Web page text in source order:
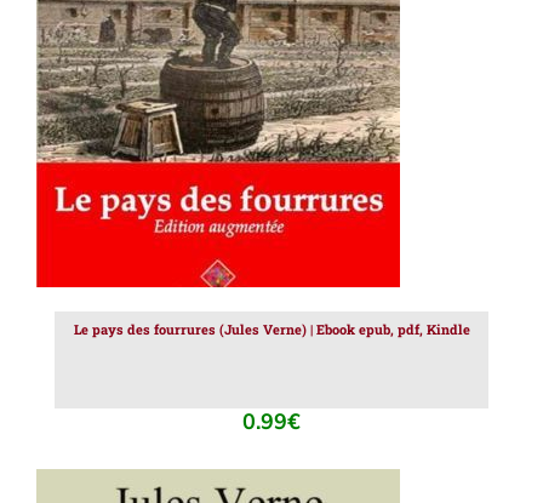
AJOUTER AU PANIER / DÉTAILS
Le pays des fourrures (Jules Verne) | Ebook epub, pdf, Kindle
0.99€